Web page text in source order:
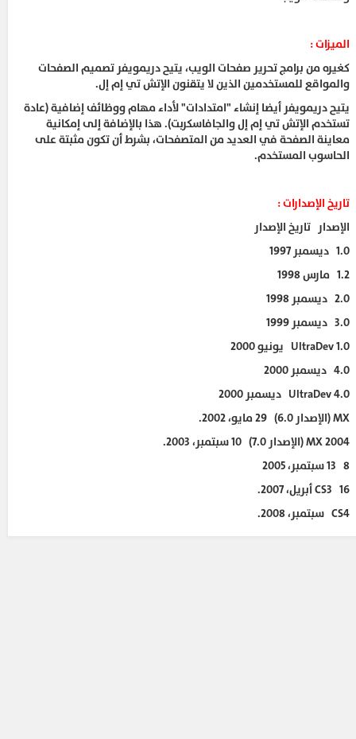
الميزات :
كغيره من برامج تحرير صفحات الويب، يتيح دريمويفر تصميم الصفحات
والمواقع للمستخدمين الذين لا يتقنون الإتش تي إم إل.
يتيح دريمويفر أيضا إنشاء "امتدادات" لأداء مهام ووظائف إضافية (عادة
تستخدم الإتش تي إم إل والجافاسكربت). هذا بالإضافة إلى إمكانية
معاينة الصفحة في العديد من المتصفحات،‌ بشرط أن تكون مثبتة على
الحاسوب المستخدم.
تاريخ الإصدارات :
الإصدار تاريخ الإصدار
1.0 ديسمبر 1997
1.2 مارس 1998
2.0 ديسمبر 1998
3.0 ديسمبر 1999
UltraDev 1.0 يونيو 2000
4.0 ديسمبر 2000
UltraDev 4.0 ديسمبر 2000
MX (الإصدار 6.0) 29 مايو، 2002.
MX 2004 (الإصدار 7.0) 10 سبتمبر، 2003.
8 13 سبتمبر، 2005
CS3 16 أبريل، 2007.
CS4 سبتمبر، 2008.